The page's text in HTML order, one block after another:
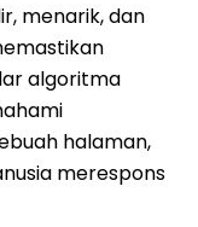
menarik, dan
algoritma
halaman,
merespons